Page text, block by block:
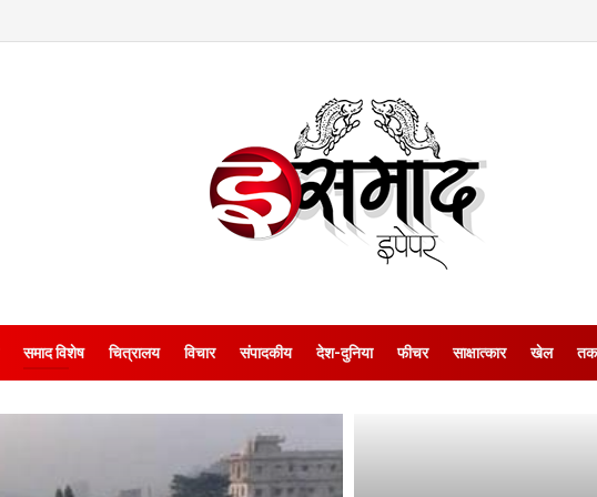
समाद विशेष चित्रालय विचार संपादकीय देश-दुनिया फीचर साक्षात्‍कार खेल